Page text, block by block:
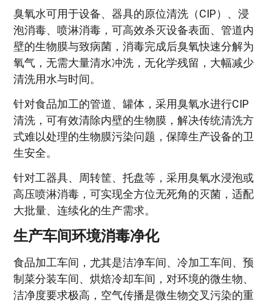
臭氧水可用于设备、器具的原位清洗（CIP）、浸
泡消毒、喷淋消毒，可高效杀灭设备表面、管道内
壁的生物膜与致病菌，消毒完成后臭氧快速分解为
氧气，无需大量清水冲洗，无化学残留，大幅减少
清洗用水与时间。
针对食品加工的管道、罐体，采用臭氧水进行CIP
清洗，可有效清除内壁的生物膜，解决传统清洗方
式难以处理的生物膜污染问题，保障生产设备的卫
生安全。
针对工器具、周转筐、托盘等，采用臭氧水浸泡或
高压喷淋消毒，可实现全方位无死角的灭菌，适配
大批量、连续化的生产需求。
生产车间环境消毒净化
食品加工车间，尤其是洁净车间、冷加工车间、预
制菜分装车间、烘焙冷却车间，对环境的微生物、
洁净度要求极高，空气传播是微生物交叉污染的重